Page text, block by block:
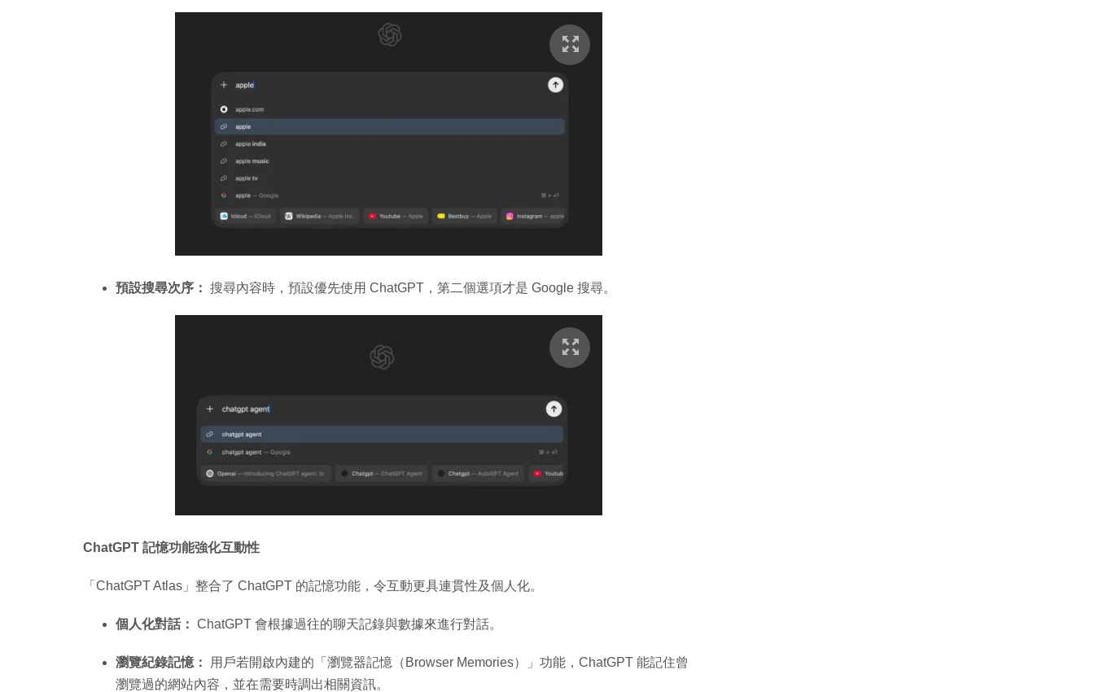
預設搜尋次序： 搜尋內容時，預設優先使用 ChatGPT，第二個選項才是 Google 搜尋。
ChatGPT 記憶功能強化互動性
「ChatGPT Atlas」整合了 ChatGPT 的記憶功能，令互動更具連貫性及個人化。
個人化對話： ChatGPT 會根據過往的聊天記錄與數據來進行對話。
瀏覽紀錄記憶：
用戶若開啟內建的「瀏覽器記憶（Browser Memories）」功能，ChatGPT 能記住曾
瀏覽過的網站內容，並在需要時調出相關資訊。